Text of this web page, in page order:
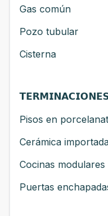
Gas común
Pozo tubular
Cisterna
Pisos en
Cerámica
Cocinas
Puertas